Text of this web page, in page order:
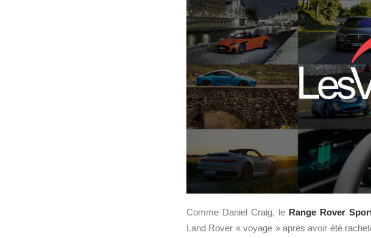
Comme Daniel Craig, le Range Rover
Land Rover « voyage » après avoir été